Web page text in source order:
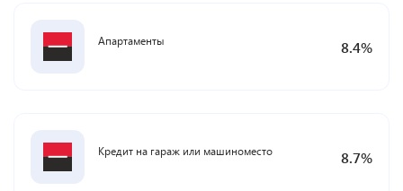
Апартаменты 8.4%
Кредит на гараж или машиноместо 8.7%